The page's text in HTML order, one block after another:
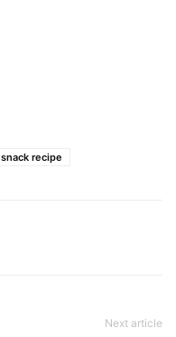
snack recipe
Next article